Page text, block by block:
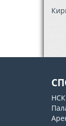
НСК